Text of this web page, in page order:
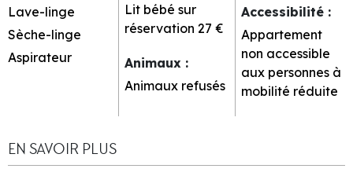
Lave-linge
Sèche-linge
Aspirateur
Lit bébé sur
réservation 27 €
Animaux :
Animaux refusés
Accessibilité :
Appartement
non accessible
aux personnes à
mobilité réduite
EN SAVOIR PLUS